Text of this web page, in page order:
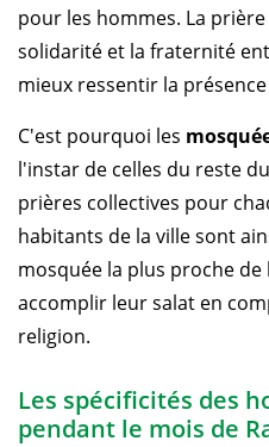
pour les hommes. La
solidarité et la fraternité
mieux ressentir la
C'est pourquoi les
l'instar de celles du reste
prières collectives pour
habitants de la ville sont
mosquée la plus proche
accomplir leur salat en
religion.
Les spécificités des
pendant le mois de